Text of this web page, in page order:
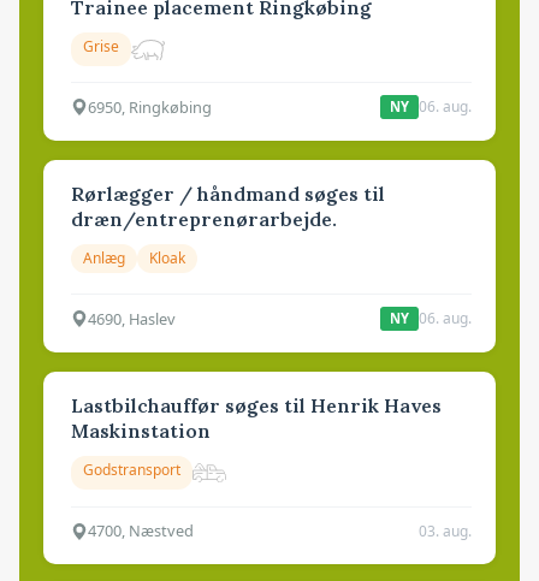
Trainee placement Ringkøbing
Grise
6950, Ringkøbing NY 06. aug.
Rørlægger / håndmand søges til
dræn/entreprenørarbejde.
Anlæg Kloak
4690, Haslev NY 06. aug.
Lastbilchauffør søges til Henrik Haves
Maskinstation
Godstransport
4700, Næstved 03. aug.